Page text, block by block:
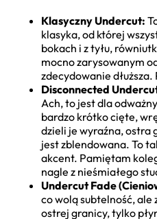
Klasyczny Undercut:
klasyka, od której
bokach i z tyłu,
mocno zarysowanym
zdecydowanie
Disconnected
Ach, to jest dla
bardzo krótko cięte,
dzieli je wyraźna, ostra
jest zblendowana. To
akcent. Pamiętam
nagle z nieśmiałego
Undercut Fade
co wolą subtelność, ale
ostrej granicy, tylko